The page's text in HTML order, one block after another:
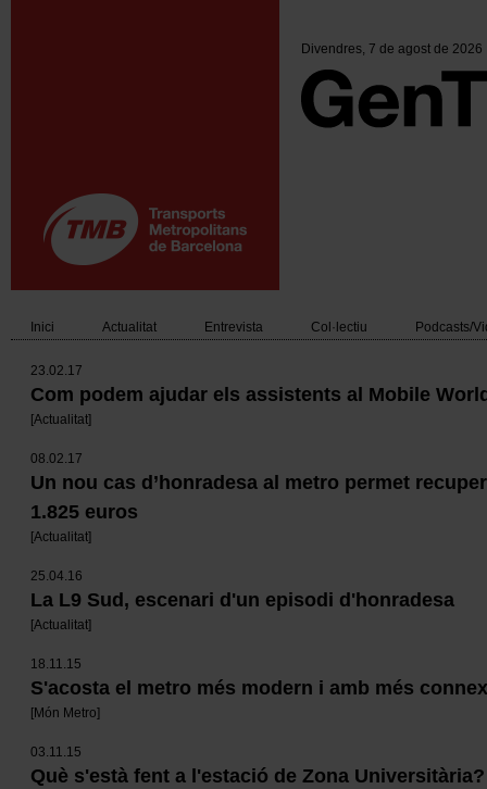
Divendres, 7 de agost de 2026
Main
navigation
Inici Actualitat Entrevista Col·lectiu Podcasts/
23.02.17
Com podem ajudar els assistents al Mobile
[Actualitat]
08.02.17
Un nou cas d’honradesa al metro permet
1.825 euros
[Actualitat]
25.04.16
La L9 Sud, escenari d'un episodi d'honradesa
[Actualitat]
18.11.15
S'acosta el metro més modern i amb més
[Món Metro]
03.11.15
Què s'està fent a l'estació de Zona Universitària?